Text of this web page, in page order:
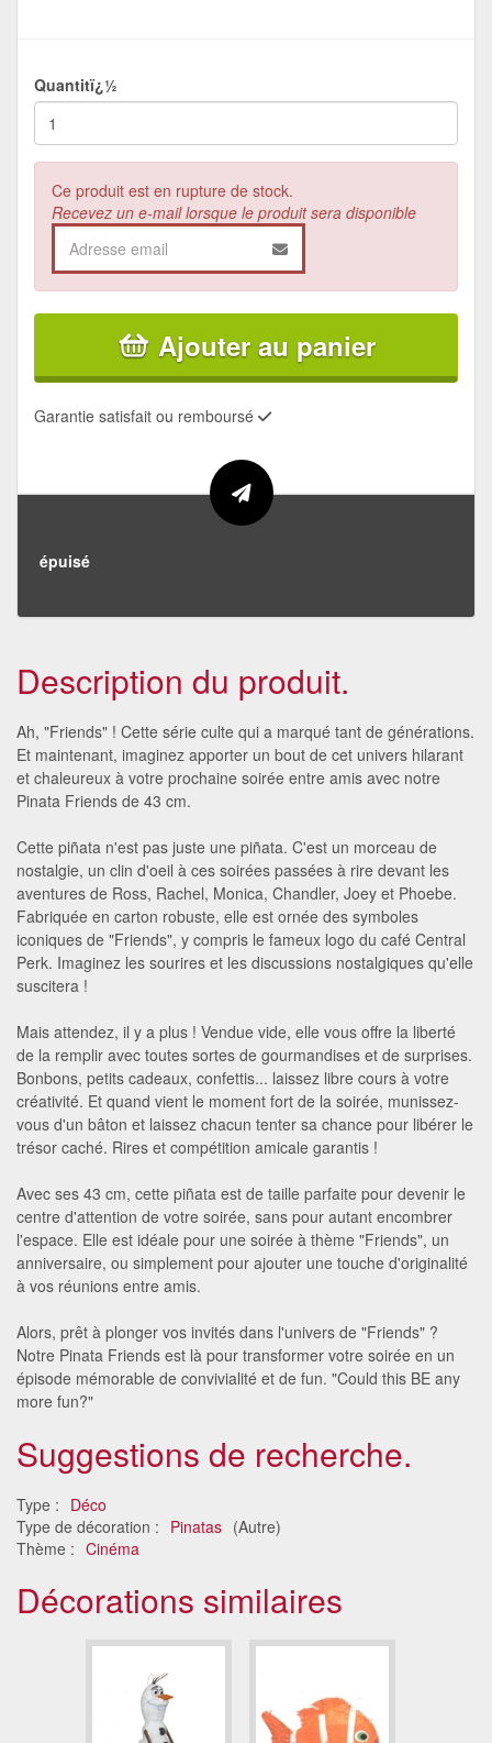
Quantitï¿½
Ce produit est en rupture de stock.
Recevez un e-mail lorsque le produit sera disponible
Ajouter au panier
Garantie satisfait ou remboursé
épuisé
Description du produit.
Ah, "Friends" ! Cette série culte qui a marqué tant de générations.
Et maintenant, imaginez apporter un bout de cet univers hilarant
et chaleureux à votre prochaine soirée entre amis avec notre
Pinata Friends de 43 cm.
Cette piñata n'est pas juste une piñata. C'est un morceau de
nostalgie, un clin d'oeil à ces soirées passées à rire devant les
aventures de Ross, Rachel, Monica, Chandler, Joey et Phoebe.
Fabriquée en carton robuste, elle est ornée des symboles
iconiques de "Friends", y compris le fameux logo du café Central
Perk. Imaginez les sourires et les discussions nostalgiques qu'elle
suscitera !
Mais attendez, il y a plus ! Vendue vide, elle vous offre la liberté
de la remplir avec toutes sortes de gourmandises et de surprises.
Bonbons, petits cadeaux, confettis... laissez libre cours à votre
créativité. Et quand vient le moment fort de la soirée, munissez-
vous d'un bâton et laissez chacun tenter sa chance pour libérer le
trésor caché. Rires et compétition amicale garantis !
Avec ses 43 cm, cette piñata est de taille parfaite pour devenir le
centre d'attention de votre soirée, sans pour autant encombrer
l'espace. Elle est idéale pour une soirée à thème "Friends", un
anniversaire, ou simplement pour ajouter une touche d'originalité
à vos réunions entre amis.
Alors, prêt à plonger vos invités dans l'univers de "Friends" ?
Notre Pinata Friends est là pour transformer votre soirée en un
épisode mémorable de convivialité et de fun. "Could this BE any
more fun?"
Suggestions de recherche.
Type : Déco
Type de décoration : Pinatas (Autre)
Thème : Cinéma
Décorations similaires